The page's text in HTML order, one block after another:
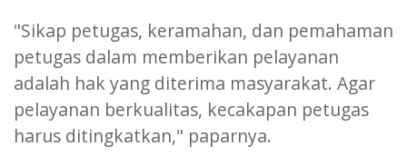
"Sikap petugas, keramahan, dan pemahaman
petugas dalam memberikan pelayanan
adalah hak yang diterima masyarakat. Agar
pelayanan berkualitas, kecakapan petugas
harus ditingkatkan," paparnya.